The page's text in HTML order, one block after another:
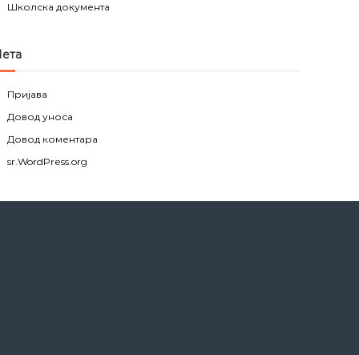
Школска документа
Пријава
Довод уноса
Довод коментара
sr.WordPress.org